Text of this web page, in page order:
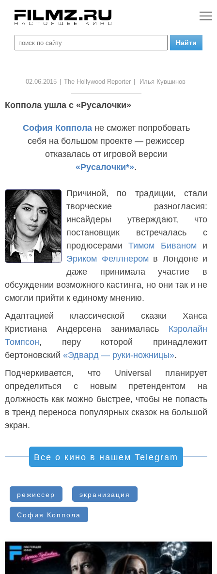
02.06.2015 The Hollywood Reporter Илья Кувшинов
Коппола ушла с «Русалочки»
София Копполане сможет попробовать
себя на большом проекте — режиссер
отказалась от игровой версии
«Русалочки*».
Причиной, по традиции, стали
творческие разногласия:
инсайдеры утверждают, что
постановщик встречалась с
продюсерамиТимом Биваноми
Эриком Феллнеромв Лондоне и
даже принимала участие в
обсуждении возможного кастинга, но они так и не
смогли прийти к единому мнению.
Адаптацией классической сказки Ханса
Кристиана Андерсена занималась Кэролайн
Томпсон, перу которой принадлежит
бертоновский «Эдвард — руки-ножницы».
Подчеркивается, что Universal планирует
определиться с новым претендентом на
должность как можно быстрее, чтобы не попасть
в тренд переноса популярных сказок на большой
экран.
Все о кино в нашем Telegram
режиссер экранизация
София Коппола